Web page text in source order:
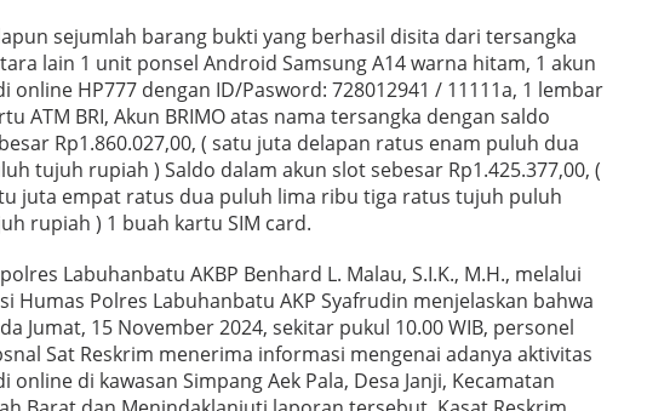
sejumlah barang bukti yang berhasil disita dari tersangka
lain 1 unit ponsel Android Samsung A14 warna hitam, 1 akun
online HP777 dengan ID/Pasword: 728012941 / 11111a, 1 lembar
ATM BRI, Akun BRIMO atas nama tersangka dengan saldo
Rp1.860.027,00, ( satu juta delapan ratus enam puluh dua
tujuh rupiah ) Saldo dalam akun slot sebesar Rp1.425.377,00, (
juta empat ratus dua puluh lima ribu tiga ratus tujuh puluh
rupiah ) 1 buah kartu SIM card.
Labuhanbatu AKBP Benhard L. Malau, S.I.K., M.H., melalui
Humas Polres Labuhanbatu AKP Syafrudin menjelaskan bahwa
Jumat, 15 November 2024, sekitar pukul 10.00 WIB, personel
Sat Reskrim menerima informasi mengenai adanya aktivitas
online di kawasan Simpang Aek Pala, Desa Janji, Kecamatan